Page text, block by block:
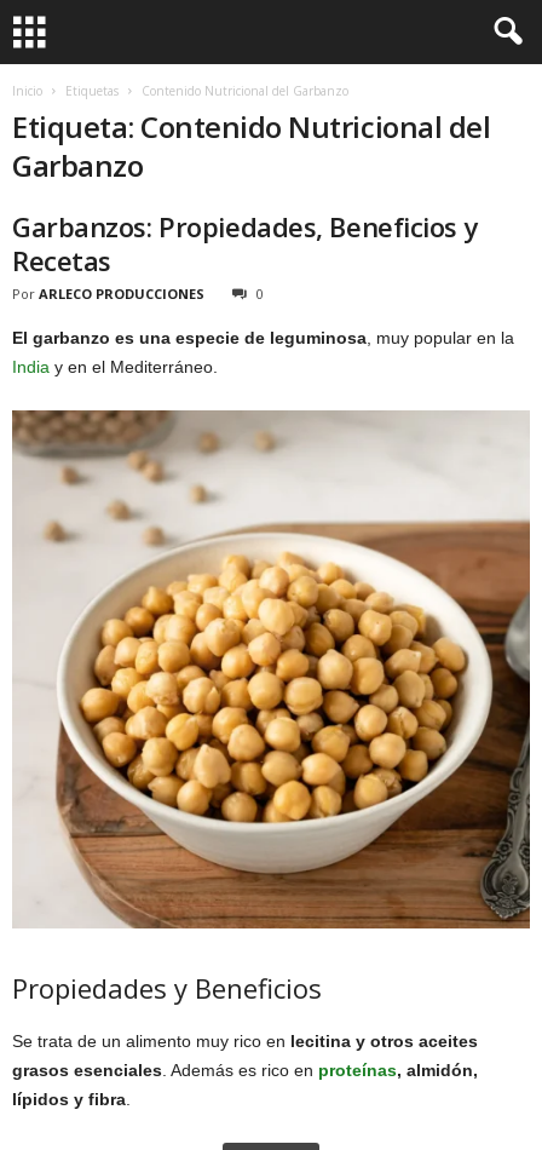
Inicio Etiquetas Contenido Nutricional del Garbanzo
Etiqueta: Contenido Nutricional del
Garbanzo
Garbanzos: Propiedades, Beneficios y
Recetas
Por ARLECO PRODUCCIONES 0
El garbanzo es una especie de leguminosa , muy popular en la
India y en el Mediterráneo.
Propiedades y Beneficios
Se trata de un alimento muy rico en lecitina y otros aceites
grasos esenciales . Además es rico en proteínas, almidón,
lípidos y fibra